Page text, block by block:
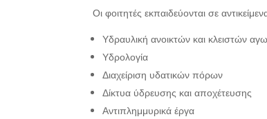
Οι φοιτητές εκπαιδεύονται σε
Υδραυλική ανοικτών και κλειστών
Υδρολογία
Διαχείριση υδατικών πόρων
Δίκτυα ύδρευσης και αποχέτευσης
Αντιπλημμυρικά έργα